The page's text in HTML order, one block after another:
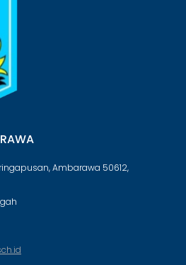
Ambarawa 50612,